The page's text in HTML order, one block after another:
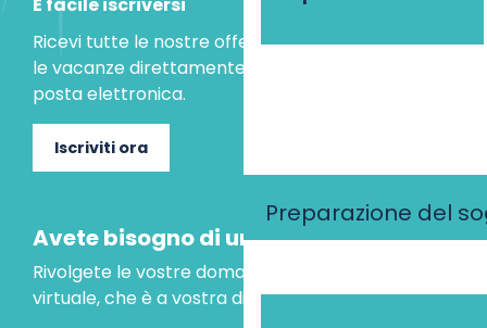
Preparazione del
Ricevi tutte le nostre offerte speciali e le idee per
le vacanze direttamente nella tua casella di
posta elettronica.
Iscriviti ora
Avete bisogno di un consiglio?
Rivolgete le vostre domande al nostro assistente
virtuale, che è a vostra disposizione per aiutarvi.